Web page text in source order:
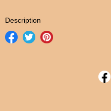
Description